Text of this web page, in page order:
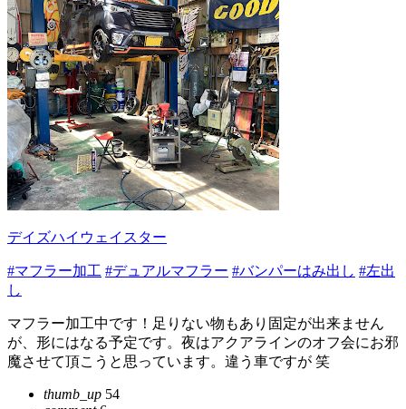
デイズハイウェイスター
#マフラー加工 #デュアルマフラー #バンパーはみ出し #左出
し
マフラー加工中です！足りない物もあり固定が出来ません
が、形にはなる予定です。夜はアクアラインのオフ会にお邪
魔させて頂こうと思っています。違う車ですが 笑
thumb_up 54